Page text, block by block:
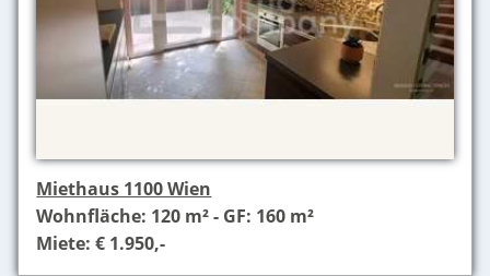
Miethaus 1100 Wien
Wohnfläche: 120 m² - GF: 160 m²
Miete: € 1.950,-